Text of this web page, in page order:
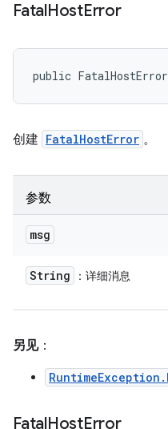
FatalHostError
public
创建 FatalHostError 。
参数
msg
String ：详细消息
另见：
FatalHostError